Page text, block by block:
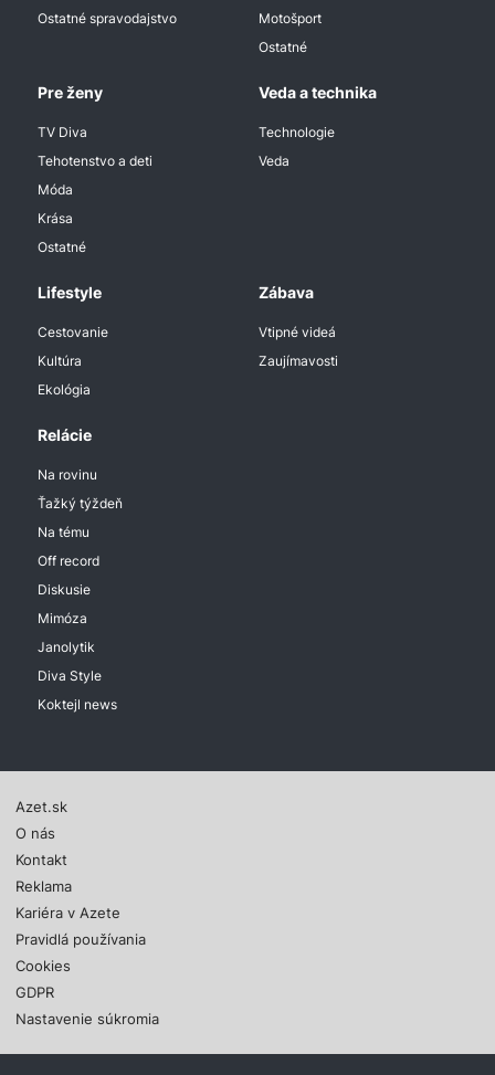
Ostatné spravodajstvo
Motošport
Ostatné
Pre ženy
TV Diva
Tehotenstvo a deti
Móda
Krása
Ostatné
Veda a technika
Technologie
Veda
Lifestyle
Cestovanie
Kultúra
Ekológia
Zábava
Vtipné videá
Zaujímavosti
Relácie
Na rovinu
Ťažký týždeň
Na tému
Off record
Diskusie
Mimóza
Janolytik
Diva Style
Koktejl news
Azet.sk
O nás
Kontakt
Reklama
Kariéra v Azete
Pravidlá používania
Cookies
GDPR
Nastavenie súkromia